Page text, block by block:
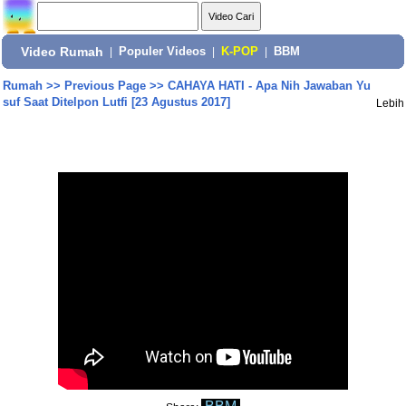
Video Rumah Populer Videos K-POP BBM
Rumah>> Previous Page>> CAHAYA HATI - Apa Nih Jawaban Yu
suf Saat Ditelpon Lutfi [23 Agustus 2017]
Lebih